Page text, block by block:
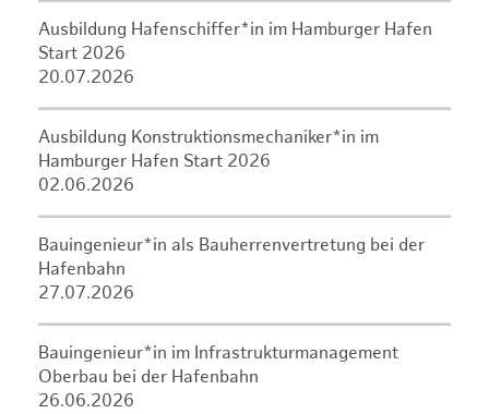
Ausbildung Hafenschiffer*in im Hamburger Hafen
Start 2026
20.07.2026
Ausbildung Konstruktionsmechaniker*in im
Hamburger Hafen Start 2026
02.06.2026
Bauingenieur*in als Bauherrenvertretung bei der
Hafenbahn
27.07.2026
Bauingenieur*in im Infrastrukturmanagement
Oberbau bei der Hafenbahn
26.06.2026